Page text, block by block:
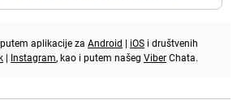
aplikacije za Android | iOS i društvenih
| Instagram, kao i putem našeg ViberChata.